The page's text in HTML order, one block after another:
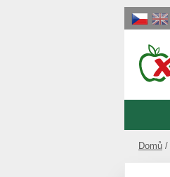
Domů